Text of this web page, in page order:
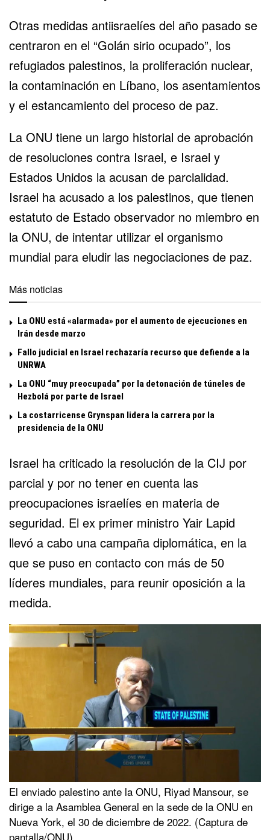
Otras medidas antiisraelíes del año pasado se
centraron en el “Golán sirio ocupado”, los
refugiados palestinos, la proliferación nuclear,
la contaminación en Líbano, los asentamientos
y el estancamiento del proceso de paz.
La ONU tiene un largo historial de aprobación
de resoluciones contra Israel, e Israel y
Estados Unidos la acusan de parcialidad.
Israel ha acusado a los palestinos, que tienen
estatuto de Estado observador no miembro en
la ONU, de intentar utilizar el organismo
mundial para eludir las negociaciones de paz.
Más noticias
La ONU está «alarmada» por el aumento de ejecuciones en
Irán desde marzo
Fallo judicial en Israel rechazaría recurso que defiende a la
UNRWA
La ONU “muy preocupada” por la detonación de túneles de
Hezbolá por parte de Israel
La costarricense Grynspan lidera la carrera por la
presidencia de la ONU
Israel ha criticado la resolución de la CIJ por
parcial y por no tener en cuenta las
preocupaciones israelíes en materia de
seguridad. El ex primer ministro Yair Lapid
llevó a cabo una campaña diplomática, en la
que se puso en contacto con más de 50
líderes mundiales, para reunir oposición a la
medida.
El enviado palestino ante la ONU, Riyad Mansour, se
dirige a la Asamblea General en la sede de la ONU en
Nueva York, el 30 de diciembre de 2022. (Captura de
pantalla/ONU)